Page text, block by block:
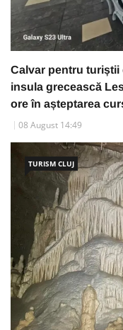
Calvar pentru turiștii
insula grecească
ore în așteptarea
08 August 14:49
TURISM CLUJ